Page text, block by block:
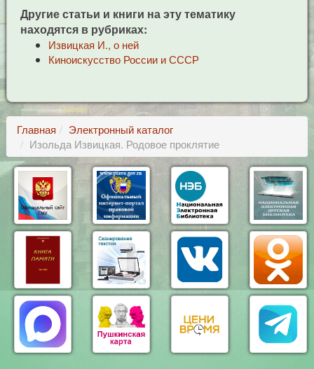
Другие статьи и книги на эту тематику
находятся в рубриках:
Извицкая И., о ней
Киноискусство России и СССР
Главная
Электронный каталог
Изольда Извицкая. Родовое проклятие